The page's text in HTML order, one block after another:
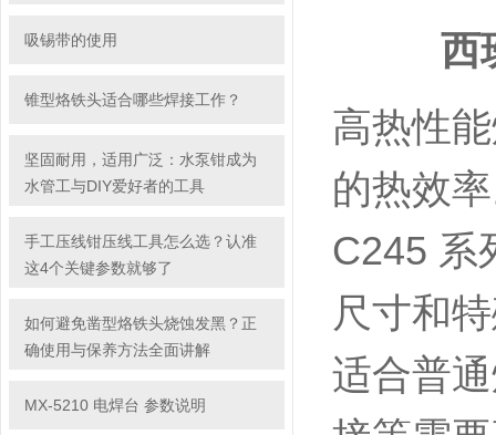
吸锡带的使用
锥型烙铁头适合哪些焊接工作？
坚固耐用，适用广泛：水泵钳成为
水管工与DIY爱好者的工具
手工压线钳压线工具怎么选？认准
这4个关键参数就够了
如何避免凿型烙铁头烧蚀发黑？正
确使用与保养方法全面讲解
MX-5210 电焊台 参数说明
西
高热性
的热效
C245 系
尺寸和
适合普